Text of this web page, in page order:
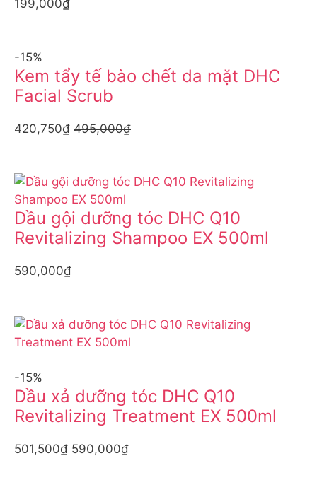
199,000₫
-15%
Kem tẩy tế bào chết da mặt DHC
Facial Scrub
420,750₫ 495,000₫
Dầu gội dưỡng tóc DHC Q10
Revitalizing Shampoo EX 500ml
590,000₫
-15%
Dầu xả dưỡng tóc DHC Q10
Revitalizing Treatment EX 500ml
501,500₫ 590,000₫